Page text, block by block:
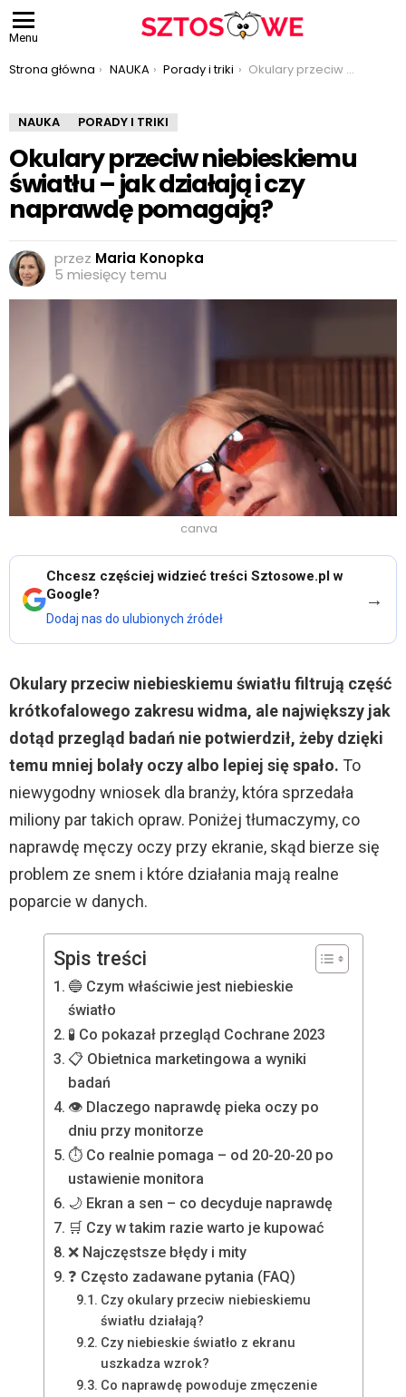
Menu
Jesteś tutaj:
Strona główna NAUKA Porady i triki Okulary przeciw niebieskiemu światłu – jak działają i czy naprawdę pomagają?
NAUKA PORADY I TRIKI
Okulary przeciw niebieskiemu
światłu – jak działają i czy
naprawdę pomagają?
przez Maria Konopka
5 miesięcy temu
canva
Chcesz częściej widzieć treści Sztosowe.pl w
Google?
Dodaj nas do ulubionych źródeł
→
Okulary przeciw niebieskiemu światłu filtrują część
krótkofalowego zakresu widma, ale największy jak
dotąd przegląd badań nie potwierdził, żeby dzięki
temu mniej bolały oczy albo lepiej się spało. To
niewygodny wniosek dla branży, która sprzedała
miliony par takich opraw. Poniżej tłumaczymy, co
naprawdę męczy oczy przy ekranie, skąd bierze się
problem ze snem i które działania mają realne
poparcie w danych.
Spis treści
🔵 Czym właściwie jest niebieskie
światło
🧪 Co pokazał przegląd Cochrane 2023
📋 Obietnica marketingowa a wyniki
badań
👁️ Dlaczego naprawdę pieka oczy po
dniu przy monitorze
⏱️ Co realnie pomaga – od 20-20-20 po
ustawienie monitora
🌙 Ekran a sen – co decyduje naprawdę
🛒 Czy w takim razie warto je kupować
❌ Najczęstsze błędy i mity
❓ Często zadawane pytania (FAQ)
Czy okulary przeciw niebieskiemu
światłu działają?
Czy niebieskie światło z ekranu
uszkadza wzrok?
Co naprawdę powoduje zmęczenie